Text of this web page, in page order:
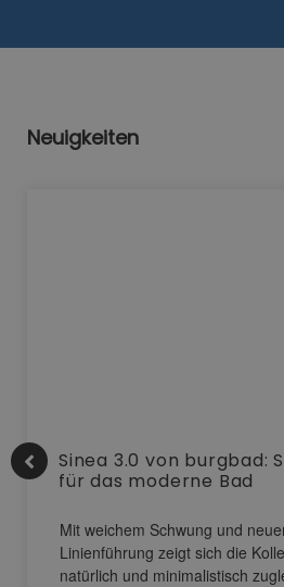
Neuigkeiten
Sinea 3.0 von burgbad:
für das moderne Bad
Mit weichem Schwung und
Linienführung zeigt sich die
natürlich und minimalistisch